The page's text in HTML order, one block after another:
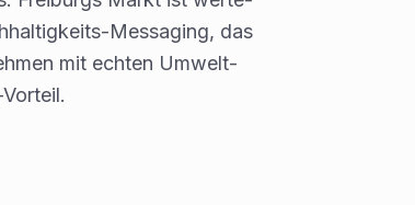
Messaging, das
mit echten Umwelt-